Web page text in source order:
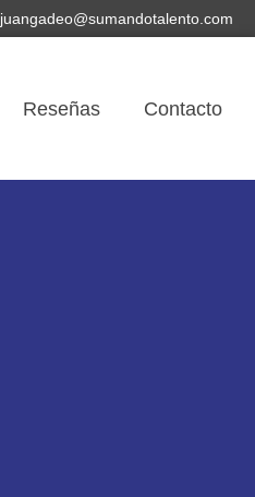
juangadeo@sumandotalento.com
Reseñas Contacto